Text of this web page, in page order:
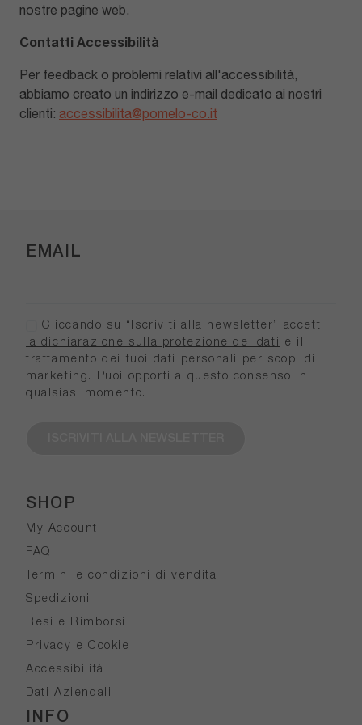
nostre pagine web.
Contatti Accessibilità
Per feedback o problemi relativi all'accessibilità,
abbiamo creato un indirizzo e-mail dedicato ai nostri
clienti: accessibilita@pomelo-co.it
SHOP
My Account
FAQ
Termini e condizioni di vendita
Spedizioni
Resi e Rimborsi
Privacy e Cookie
Accessibilità
Dati Aziendali
INFO
EMAIL
Cliccando su “Iscriviti alla newsletter” accetti
la dichiarazione sulla protezione dei dati
e il
trattamento dei tuoi dati personali per scopi di
marketing. Puoi opporti a questo consenso in
qualsiasi momento.